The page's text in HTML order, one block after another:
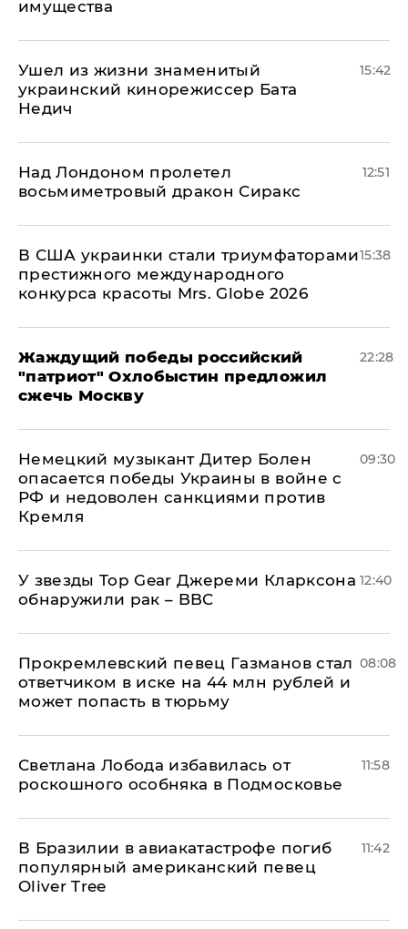
имущества
Ушел из жизни знаменитый
украинский кинорежиссер Бата
Недич
15:42
Над Лондоном пролетел
восьмиметровый дракон Сиракс
12:51
В США украинки стали триумфаторами
престижного международного
конкурса красоты Mrs. Globe 2026
15:38
Жаждущий победы российский
"патриот" Охлобыстин предложил
сжечь Москву
22:28
Немецкий музыкант Дитер Болен
опасается победы Украины в войне с
РФ и недоволен санкциями против
Кремля
09:30
У звезды Top Gear Джереми Кларксона
обнаружили рак – BBC
12:40
Прокремлевский певец Газманов стал
ответчиком в иске на 44 млн рублей и
может попасть в тюрьму
08:08
Светлана Лобода избавилась от
роскошного особняка в Подмосковье
11:58
В Бразилии в авиакатастрофе погиб
популярный американский певец
Oliver Tree
11:42